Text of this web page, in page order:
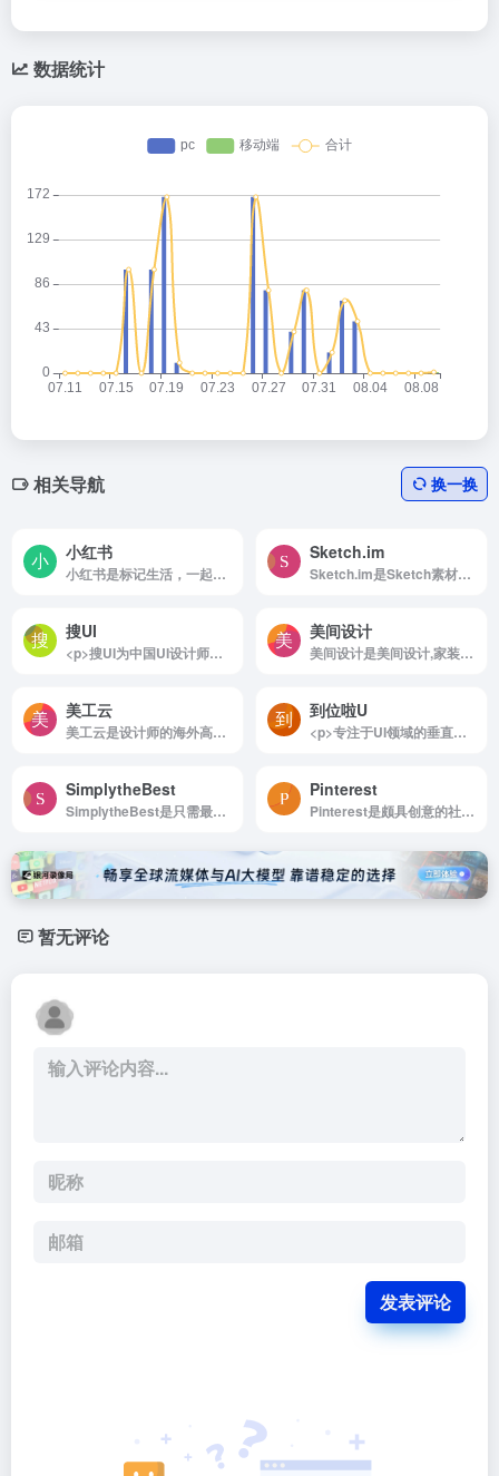
数据统计
相关导航 换一换
小红书
小红书是标记生活，一起分享和发现世界的精彩
Sketch.im
Sketch.im是Sketch素材、插件、视频等相关资源。
搜UI
<p>搜UI为中国UI设计师提供专业的UI设计作品交易平台。打造国内优质的UI设计作品交易，售卖，下载，学习，交流社区网站。聚合ui设计，ui素材、ui设计教程，界面设计，交互设计，网页设计，图标等UI设计模板资源，为UI设计师减少70%加班时间。</p>
美间设计
美间设计是美间设计,家装设计软件,设计素材,
美工云
美工云是设计师的海外高端素材宝库
到位啦U
<p>专注于UI领域的垂直素材资源共享平台，为UI设计师提供免费UI设计素材和设计交流平台。8000+精选优质素材，最新最全的优质UI套件、插图插画、样机、ICON素材，无需网盘体验超高速下载通道，登录即可免费下载。</p>
SimplytheBest
SimplytheBest是只需最好的免费字体。
Pinterest
Pinterest是颇具创意的社交媒体和图片分享平台
暂无评论
发表评论